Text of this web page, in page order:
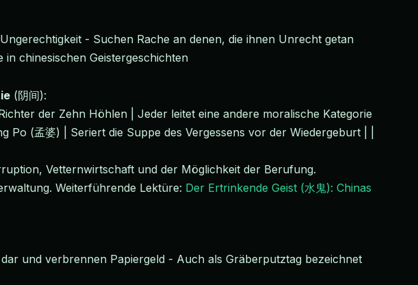
- Suchen Rache an denen, die ihnen Unrecht getan
chinesischen Geistergeschichten
(阴间):
der Zehn Höhlen | Jeder leitet eine andere moralische Kategorie
(孟婆) | Seriert die Suppe des Vergessens vor der Wiedergeburt | |
Vetternwirtschaft und der Möglichkeit der Berufung.
Weiterführende Lektüre: Der Ertrinkende Geist (水鬼): Chinas
und verbrennen Papiergeld - Auch als Gräberputztag bezeichnet